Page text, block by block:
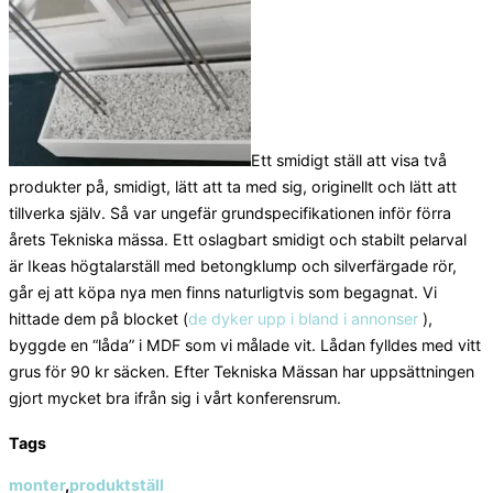
Ett smidigt ställ att visa två
produkter på, smidigt, lätt att ta med sig, originellt och lätt att
tillverka själv. Så var ungefär grundspecifikationen inför förra
årets Tekniska mässa. Ett oslagbart smidigt och stabilt pelarval
är Ikeas högtalarställ med betongklump och silverfärgade rör,
går ej att köpa nya men finns naturligtvis som begagnat. Vi
hittade dem på blocket (de dyker upp i bland i annonser ),
byggde en “låda” i MDF som vi målade vit. Lådan fylldes med vitt
grus för 90 kr säcken. Efter Tekniska Mässan har uppsättningen
gjort mycket bra ifrån sig i vårt konferensrum.
Tags
monter,produktställ